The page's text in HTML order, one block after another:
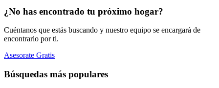
¿No has encontrado tu próximo hogar?
Cuéntanos que estás buscando y nuestro equipo se encargará de
encontrarlo por ti.
Asesorate Gratis
Búsquedas más populares